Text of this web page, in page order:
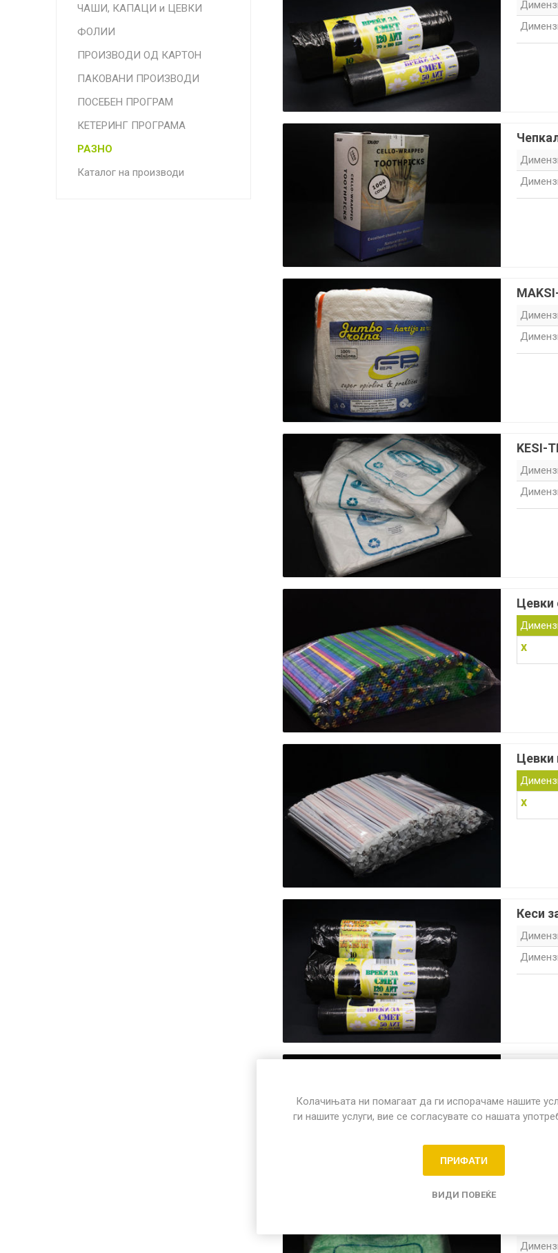
ПП микро садови
РАЗНО
KESI-
Цевки
x
Цевки
x
Кеси
ЧАШИ, КАПАЦИ и ЦЕВКИ
ФОЛИИ
ПРОИЗВОДИ ОД КАРТОН
ПАКОВАНИ ПРОИЗВОДИ
ПОСЕБЕН ПРОГРАМ
КЕТЕРИНГ ПРОГРАМА
РАЗНО
Каталог на производи
Колачињата ни помагаат да ги испорачаме нашите
ги нашите услуги, вие се согласувате со нашата
ПРИФАТИ
ВИДИ ПОВЕЌЕ